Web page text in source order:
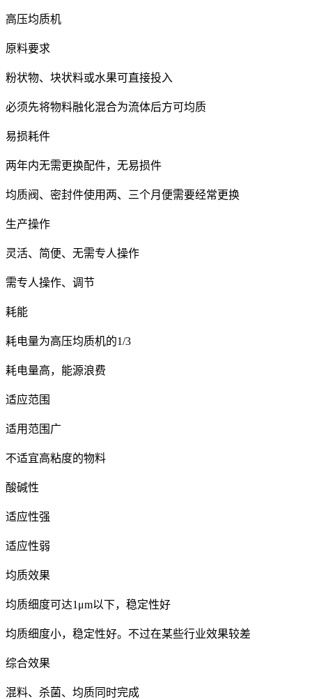
高压均质机
原料要求
粉状物、块状料或水果可直接投入
必须先将物料融化混合为流体后方可均质
易损耗件
两年内无需更换配件，无易损件
均质阀、密封件使用两、三个月便需要经常更换
生产操作
灵活、简便、无需专人操作
需专人操作、调节
耗能
耗电量为高压均质机的1/3
耗电量高，能源浪费
适应范围
适用范围广
不适宜高粘度的物料
酸碱性
适应性强
适应性弱
均质效果
均质细度可达1μm以下，稳定性好
均质细度小，稳定性好。不过在某些行业效果较差
综合效果
混料、杀菌、均质同时完成